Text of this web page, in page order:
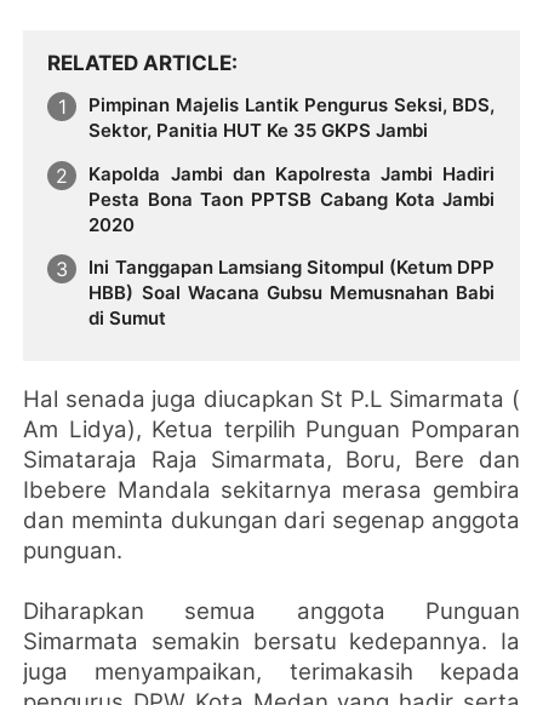
RELATED ARTICLE
Pimpinan Majelis Lantik Pengurus Seksi, BDS,
Sektor, Panitia HUT Ke 35 GKPS Jambi
Kapolda Jambi dan Kapolresta Jambi Hadiri
Pesta Bona Taon PPTSB Cabang Kota Jambi
2020
Ini Tanggapan Lamsiang Sitompul (Ketum DPP
HBB) Soal Wacana Gubsu Memusnahan Babi
di Sumut
Hal senada juga diucapkan St P.L Simarmata (
Am Lidya), Ketua terpilih Punguan Pomparan
Simataraja Raja Simarmata, Boru, Bere dan
Ibebere Mandala sekitarnya merasa gembira
dan meminta dukungan dari segenap anggota
punguan.
Diharapkan semua anggota Punguan
Simarmata semakin bersatu kedepannya. Ia
juga menyampaikan, terimakasih kepada